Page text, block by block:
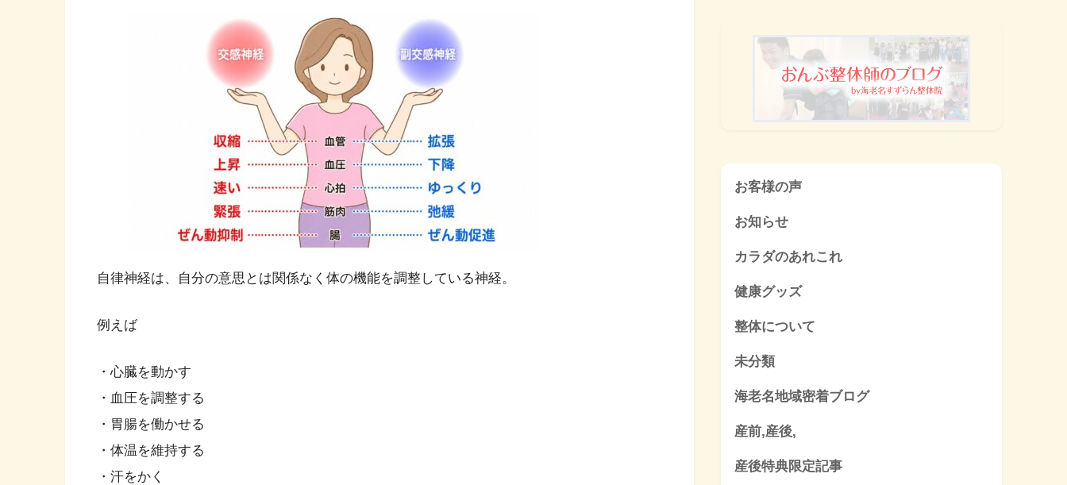
自律神経は、自分の意思とは関係なく体の機能を調整している神経。
例えば
・心臓を動かす
・血圧を調整する
・胃腸を働かせる
・体温を維持する
・汗をかく
お客様の声
お知らせ
カラダのあれこれ
健康グッズ
整体について
未分類
海老名地域密着ブログ
産前,産後,
産後特典限定記事